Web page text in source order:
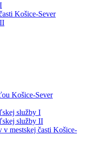
Košice-Sever
Košice-Sever
služby I
služby II
v mestskej časti Košice-